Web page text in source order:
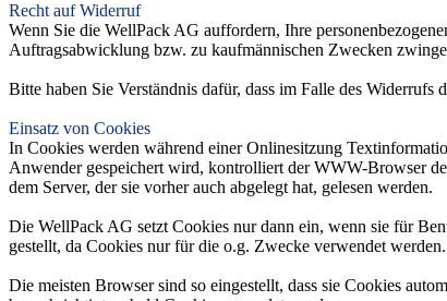
Recht auf Widerruf
Wenn Sie die WellPack AG auffordern, Ihre
Auftragsabwicklung bzw. zu kaufmännischen Zwecken
Bitte haben Sie Verständnis dafür, dass im Falle des
Einsatz von Cookies
In Cookies werden während einer Onlinesitzung
Anwender gespeichert wird, kontrolliert der WWW-Browser
dem Server, der sie vorher auch abgelegt hat, gelesen werden.
Die WellPack AG setzt Cookies nur dann ein, wenn sie für
gestellt, da Cookies nur für die o.g. Zwecke verwendet werden.
Die meisten Browser sind so eingestellt, dass sie Cookies